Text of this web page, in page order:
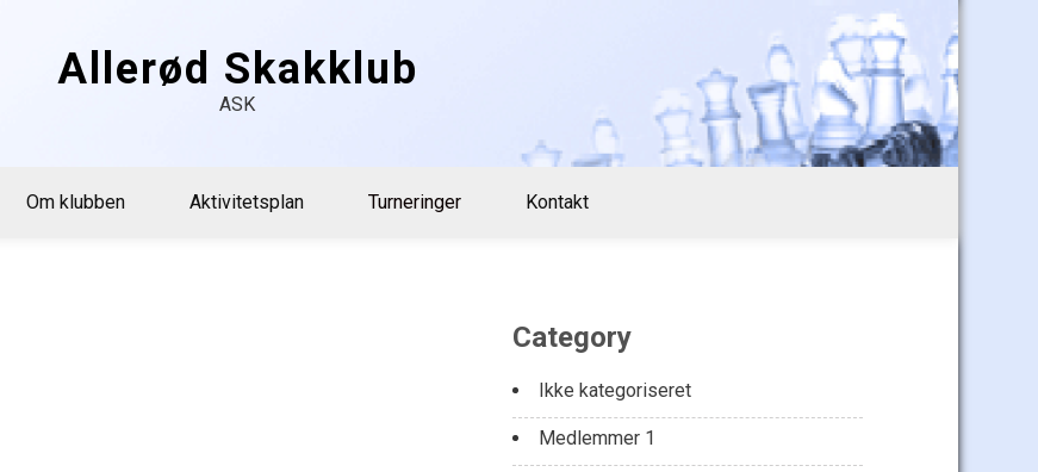
Allerød Skakklub
ASK
Om klubben Aktivitetsplan Turneringer Kontakt
Category
Ikke kategoriseret
Medlemmer 1